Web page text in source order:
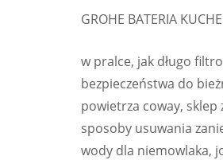
GROHE BATERIA
w pralce, jak długo
bezpieczeństwa do
powietrza coway, sklep
sposoby usuwania
wody dla niemowlaka,